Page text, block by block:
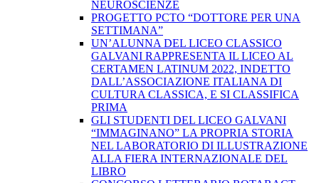
NEUROSCIENZE
PROGETTO PCTO “DOTTORE PER UNA
SETTIMANA”
UN’ALUNNA DEL LICEO CLASSICO
GALVANI RAPPRESENTA IL LICEO AL
CERTAMEN LATINUM 2022, INDETTO
DALL’ASSOCIAZIONE ITALIANA DI
CULTURA CLASSICA, E SI CLASSIFICA
PRIMA
GLI STUDENTI DEL LICEO GALVANI
“IMMAGINANO” LA PROPRIA STORIA
NEL LABORATORIO DI ILLUSTRAZIONE
ALLA FIERA INTERNAZIONALE DEL
LIBRO